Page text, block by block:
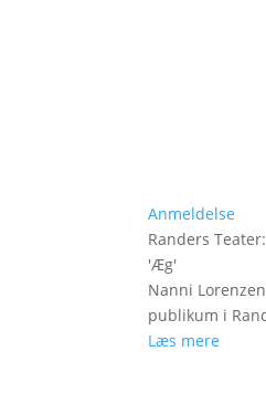
Anmeldelse
Randers Teater:
'Æg'
Nanni
publikum i
Læs mere